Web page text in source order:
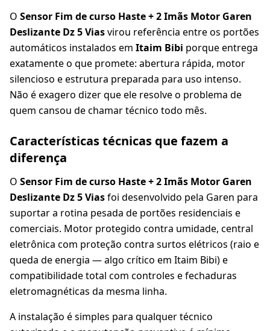
O Sensor Fim de curso Haste + 2 Imãs Motor Garen
Deslizante Dz 5 Viasvirou referência entre os portões
automáticos instalados em Itaim Bibi porque entrega
exatamente o que promete: abertura rápida, motor
silencioso e estrutura preparada para uso intenso.
Não é exagero dizer que ele resolve o problema de
quem cansou de chamar técnico todo mês.
Características técnicas que fazem a
diferença
O Sensor Fim de curso Haste + 2 Imãs Motor Garen
Deslizante Dz 5 Viasfoi desenvolvido pela Garen para
suportar a rotina pesada de portões residenciais e
comerciais. Motor protegido contra umidade, central
eletrônica com proteção contra surtos elétricos (raio e
queda de energia — algo crítico em Itaim Bibi) e
compatibilidade total com controles e fechaduras
eletromagnéticas da mesma linha.
A instalação é simples para qualquer técnico